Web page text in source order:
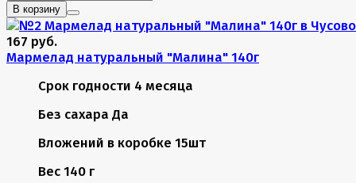
В корзину
167 руб.
Мармелад натуральный "Малина" 140г
Срок годности 4 месяца
Без сахара Да
Вложений в коробке 15шт
Вес 140 г